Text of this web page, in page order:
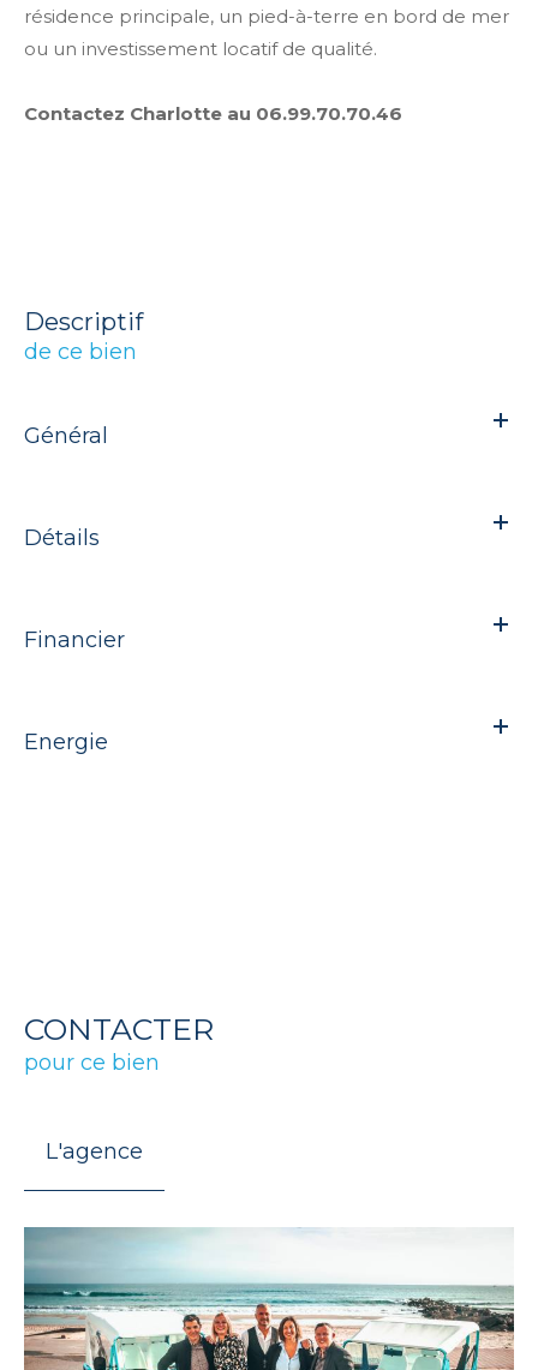
résidence principale, un pied-à-terre en bord de mer
ou un investissement locatif de qualité.
Contactez Charlotte au 06.99.70.70.46
descriptif
de ce bien
Général
Détails
Financier
Energie
CONTACTER
pour ce bien
L'agence